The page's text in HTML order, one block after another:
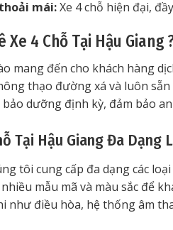
mái:Xe 4 chỗ hiện đại,
Xe 4 Chỗ Tại Hậu Giang
mang đến cho khách hàng
thạo đường xá và luôn
dưỡng định kỳ, đảm bảo
Tại Hậu Giang Đa Dạng
tôi cung cấp đa dạng các
mẫu mã và màu sắc để
như điều hòa, hệ thống âm